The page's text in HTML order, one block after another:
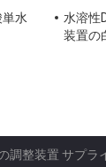
単水
水溶性
装置の
調整装置 サプラ